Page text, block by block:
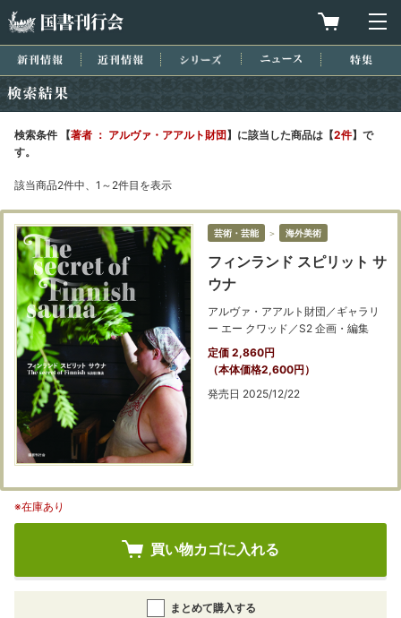
買物カゴを
新刊情報 近刊情報 シリーズ ニュース
検索条件 【著者 ： アルヴァ・アアルト財団】に該当した商品は【2件】で
す。
該当商品2件中、1～2件目を表示
芸術・芸能 ＞ 海外美術
フィンランド スピリット サ
ウナ
アルヴァ・アアルト財団／ギャラリ
ー エー クワッド／S2 企画・編集
定価 2,860円
（本体価格2,600円）
発売日 2025/12/22
※在庫あり
買い物カゴに入れる
まとめて購入する